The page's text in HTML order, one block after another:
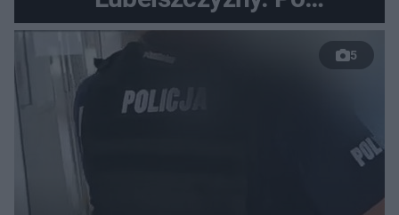
nieudanym manewrze
wyprzedzania zginął
kierowca auta
5